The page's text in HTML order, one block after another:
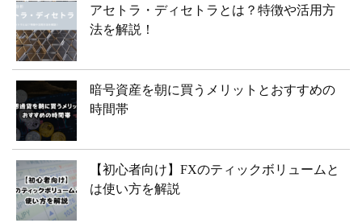
アセトラ・ディセトラとは？特徴や活用方
法を解説！
暗号資産を朝に買うメリットとおすすめの
時間帯
【初心者向け】FXのティックボリュームと
は使い方を解説